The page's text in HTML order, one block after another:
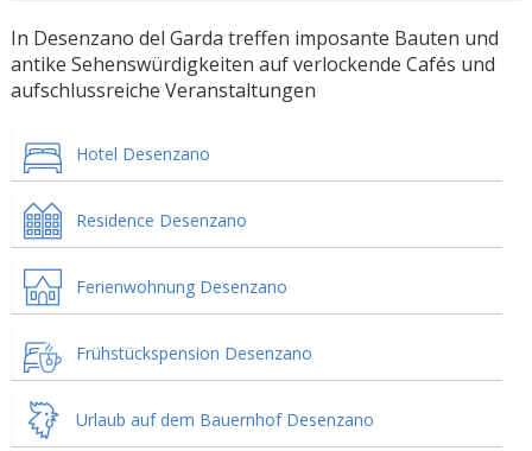
In Desenzano del Garda treffen imposante Bauten und
antike Sehenswürdigkeiten auf verlockende Cafés und
aufschlussreiche Veranstaltungen
Hotel Desenzano
Residence Desenzano
Ferienwohnung Desenzano
Frühstückspension Desenzano
Urlaub auf dem Bauernhof Desenzano